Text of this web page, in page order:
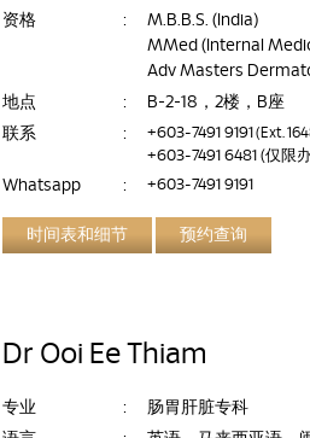
资格
:
M.B.B.S. (India)
MMed (Internal
Adv Masters
地点
:
B-2-18，2楼，B座
联系
: +603-7491 9191 (Ext.
+603-7491 6481 (仅限
Whatsapp : +603-7491 9191
时间表和细节 预约查询
Dr Ooi Ee Thiam
专业 :
肠胃肝脏专科